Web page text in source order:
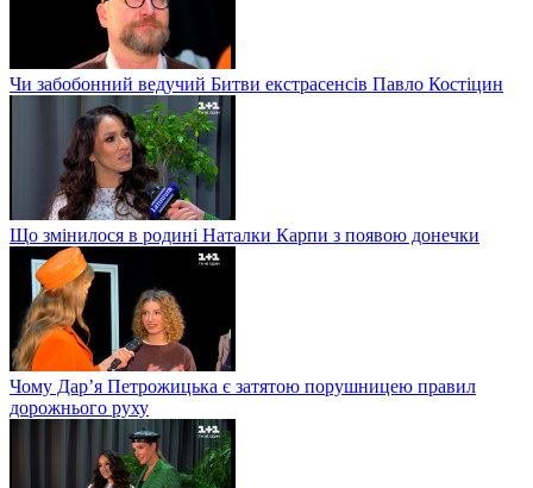
Чи забобонний ведучий Битви екстрасенсів Павло Костіцин
Що змінилося в родині Наталки Карпи з появою донечки
Чому Дар’я Петрожицька є затятою порушницею правил
дорожнього руху